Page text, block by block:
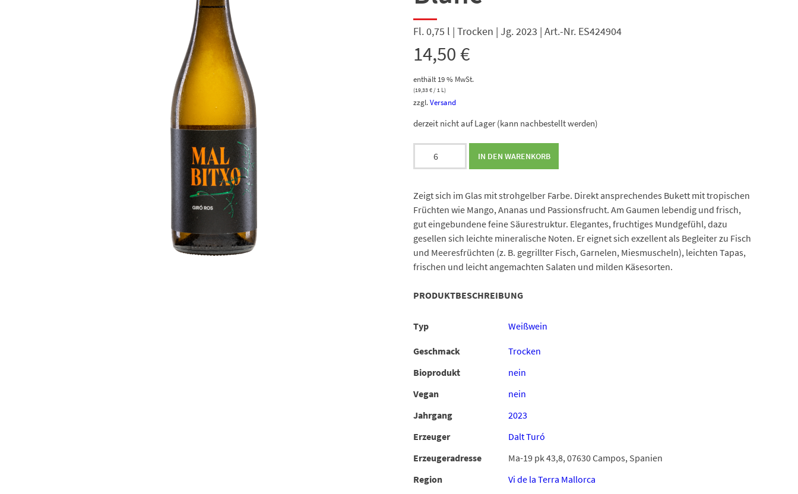
Fl. 0,75 l | Trocken | Jg. 2023 | Art.-Nr. ES424904
14,50€
enthält 19 % MwSt.
(19,33€/ 1 L)
zzgl.Versand
derzeit nicht auf Lager (kann nachbestellt werden)
Bitxo
Giro
Ros
Blanc
Menge
IN DEN WARENKORB
Zeigt sich im Glas mit strohgelber Farbe. Direkt ansprechendes Bukett mit tropischen
Früchten wie Mango, Ananas und Passionsfrucht. Am Gaumen lebendig und frisch,
gut eingebundene feine Säurestruktur. Elegantes, fruchtiges Mundgefühl, dazu
gesellen sich leichte mineralische Noten. Er eignet sich exzellent als Begleiter zu Fisch
und Meeresfrüchten (z. B. gegrillter Fisch, Garnelen, Miesmuscheln), leichten Tapas,
frischen und leicht angemachten Salaten und milden Käsesorten.
PRODUKTBESCHREIBUNG
Typ Weißwein
Geschmack
Trocken
Bioprodukt
nein
Vegan
nein
Jahrgang
2023
Erzeuger
Dalt Turó
Erzeugeradresse
Ma-19 pk 43,8, 07630 Campos, Spanien
Region
Vi de la Terra Mallorca